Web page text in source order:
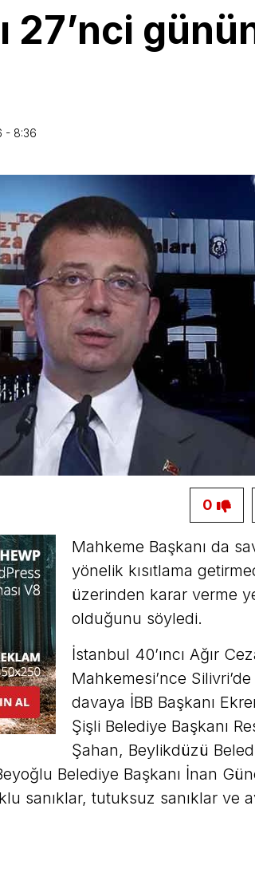
27’nci
- 8:36
0
Mahkeme Başkanı da
yönelik kısıtlama
üzerinden karar verme
olduğunu söyledi.
İstanbul 40’ıncı Ağır
Mahkemesi’nce
davaya İBB Başkanı
Şişli Belediye Başkanı
Şahan, Beylikdüzü
Belediye Başkanı İnan
sanıklar, tutuksuz sanıklar ve